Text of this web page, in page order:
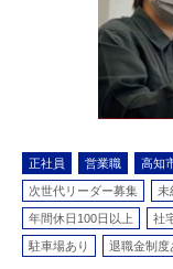
正社員 営業職 高知
次世代リーダー募集 未
年間休日100日以上 社
駐車場あり 退職金制度